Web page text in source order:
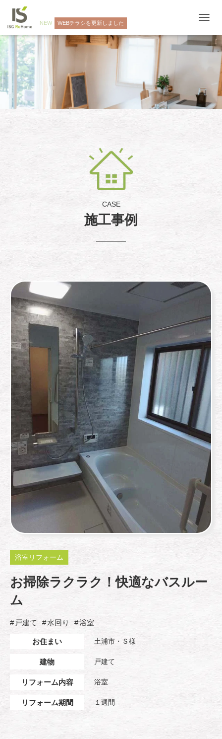
NEW WEBチラシを更新しました
ビ
ゲ
ー
を
切
り
施工事例
CASE
浴室リフォーム
お掃除ラクラク！快適なバスルー
ム
戸建て 水回り 浴室
お住まい 土浦市・Ｓ様
建物 戸建て
リフォーム内容 浴室
リフォーム期間 １週間